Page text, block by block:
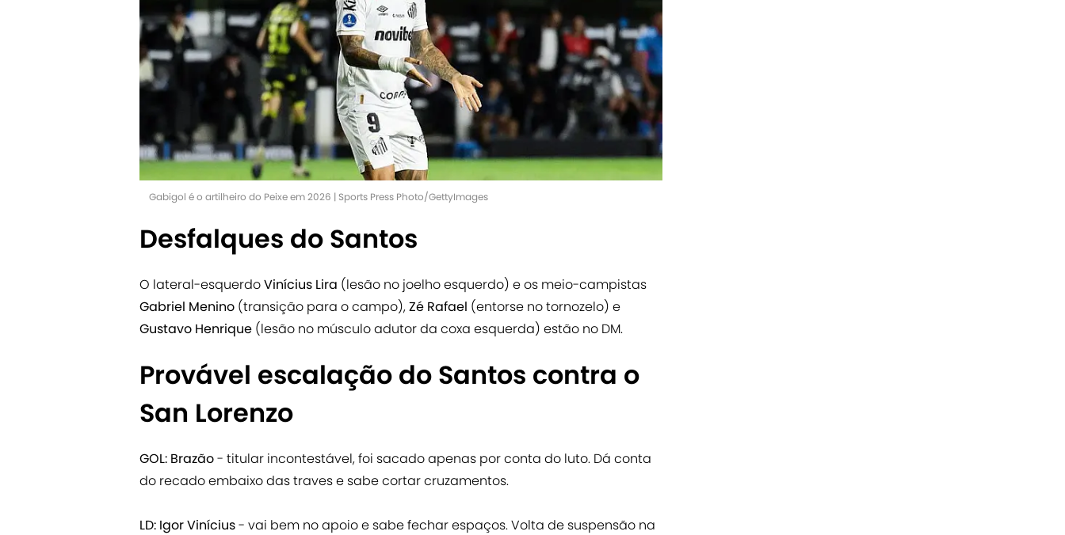
Gabigol é o artilheiro do Peixe em 2026 | Sports Press Photo/GettyImages
Desfalques do Santos
O lateral-esquerdoVinícius Lira (lesão no joelho esquerdo) e os meio-campistas
Gabriel Menino (transição para o campo),Zé Rafael (entorse no tornozelo) e
Gustavo Henrique (lesão no músculo adutor da coxa esquerda) estão no DM.
Provável escalação do Santos contra o
San Lorenzo
GOL: Brazão- titular incontestável, foi sacado apenas por conta do luto. Dá conta
do recado embaixo das traves e sabe cortar cruzamentos.
LD: Igor Vinícius- vai bem no apoio e sabe fechar espaços. Volta de suspensão na